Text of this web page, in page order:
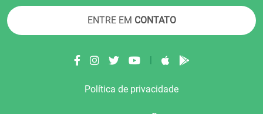
ENTRE EM CONTATO
|
Política de privacidade